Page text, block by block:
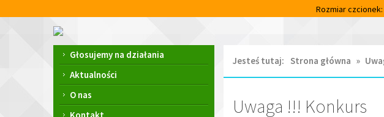
do
do
Rozmiar czcionek:
Centrum
Kultury
Biblioteka
Miejska
Franciszka
Menu
główne
Głosujemy na działania
Aktualności
O nas
Jesteś tutaj: Strona główna »
Uwaga !!! Konkurs